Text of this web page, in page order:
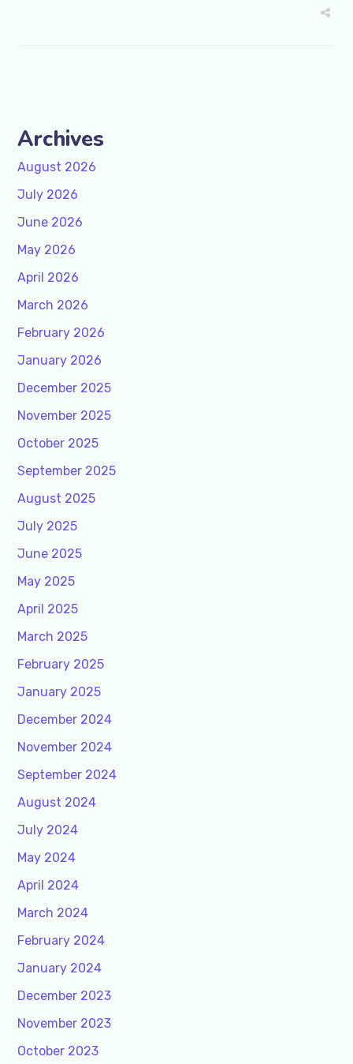
Archives
August 2026
July 2026
June 2026
May 2026
April 2026
March 2026
February 2026
January 2026
December 2025
November 2025
October 2025
September 2025
August 2025
July 2025
June 2025
May 2025
April 2025
March 2025
February 2025
January 2025
December 2024
November 2024
September 2024
August 2024
July 2024
May 2024
April 2024
March 2024
February 2024
January 2024
December 2023
November 2023
October 2023